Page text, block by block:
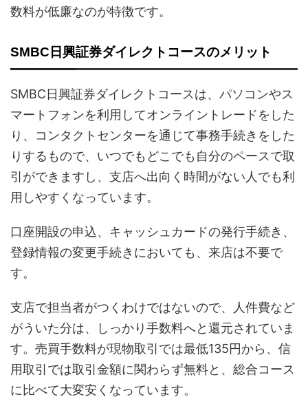
数料が低廉なのが特徴です。
SMBC日興証券ダイレクトコースのメリット
SMBC日興証券ダイレクトコースは、パソコンやス
マートフォンを利用してオンライントレードをした
り、コンタクトセンターを通じて事務手続きをした
りするもので、いつでもどこでも自分のペースで取
引ができますし、支店へ出向く時間がない人でも利
用しやすくなっています。
口座開設の申込、キャッシュカードの発行手続き、
登録情報の変更手続きにおいても、来店は不要で
す。
支店で担当者がつくわけではないので、人件費など
がういた分は、しっかり手数料へと還元されていま
す。売買手数料が現物取引では最低135円から、信
用取引では取引金額に関わらず無料と、総合コース
に比べて大変安くなっています。